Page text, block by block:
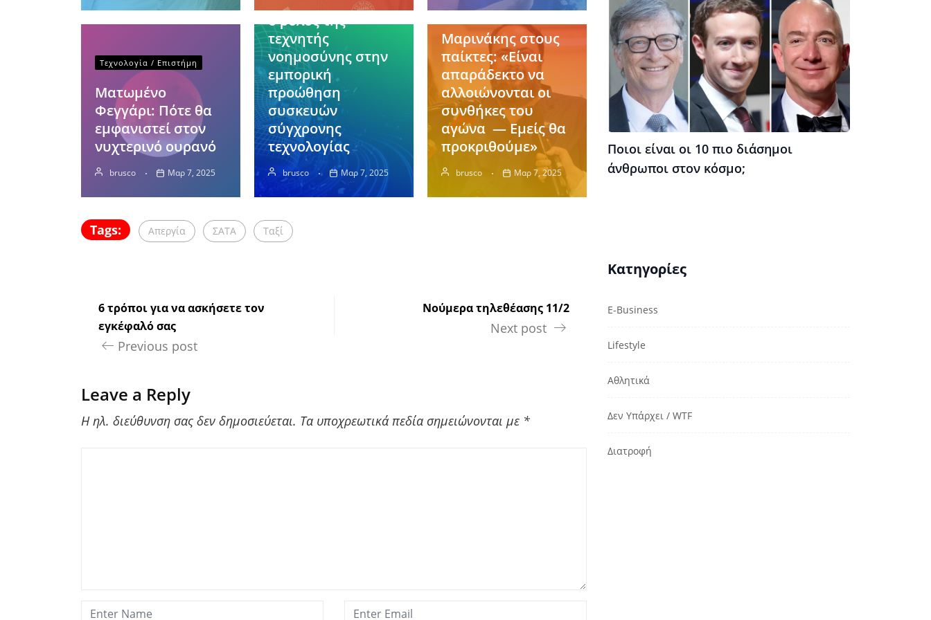
Τεχνολογία / Επιστήμη
Ματωμένο
Φεγγάρι: Πότε θα
εμφανιστεί στον
νυχτερινό ουρανό
brusco Μαρ 7, 2025
ο ρόλος της
τεχνητής
νοημοσύνης στην
εμπορική
προώθηση
συσκευών
σύγχρονης
τεχνολογίας
brusco Μαρ 7, 2025
Αθλητικά
Μαρινάκης στους
παίκτες: «Είναι
απαράδεκτο να
αλλοιώνονται οι
συνθήκες του
αγώνα — Εμείς θα
προκριθούμε»
brusco Μαρ 7, 2025
Tags: Απεργία ΣΑΤΑ Ταξί
6 τρόποι για να ασκήσετε τον
εγκέφαλό σας
Previous post
Νούμερα τηλεθέασης 11/2
Next post
Leave a Reply
Η ηλ. διεύθυνση σας δεν δημοσιεύεται. Τα υποχρεωτικά πεδία σημειώνονται με *
Ποιοι είναι οι 10 πιο διάσημοι
άνθρωποι στον κόσμο;
Κατηγορίες
E-Business
Lifestyle
Αθλητικά
Δεν Υπάρχει / WTF
Διατροφή